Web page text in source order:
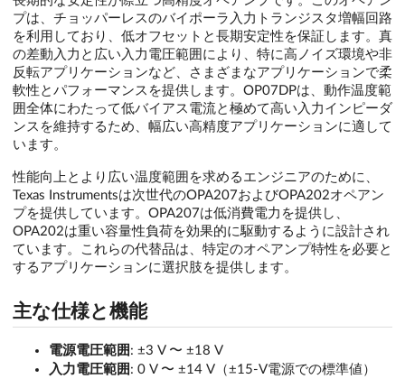
プは、チョッパーレスのバイポーラ入力トランジスタ増幅回路
を利用しており、低オフセットと長期安定性を保証します。真
の差動入力と広い入力電圧範囲により、特に高ノイズ環境や非
反転アプリケーションなど、さまざまなアプリケーションで柔
軟性とパフォーマンスを提供します。OP07DPは、動作温度範
囲全体にわたって低バイアス電流と極めて高い入力インピーダ
ンスを維持するため、幅広い高精度アプリケーションに適して
います。
性能向上とより広い温度範囲を求めるエンジニアのために、
Texas Instrumentsは次世代のOPA207およびOPA202オペアン
プを提供しています。OPA207は低消費電力を提供し、
OPA202は重い容量性負荷を効果的に駆動するように設計され
ています。これらの代替品は、特定のオペアンプ特性を必要と
するアプリケーションに選択肢を提供します。
主な仕様と機能
電源電圧範囲 : ±3 V 〜 ±18 V
入力電圧範囲 : 0 V 〜 ±14 V（±15-V電源での標準値）